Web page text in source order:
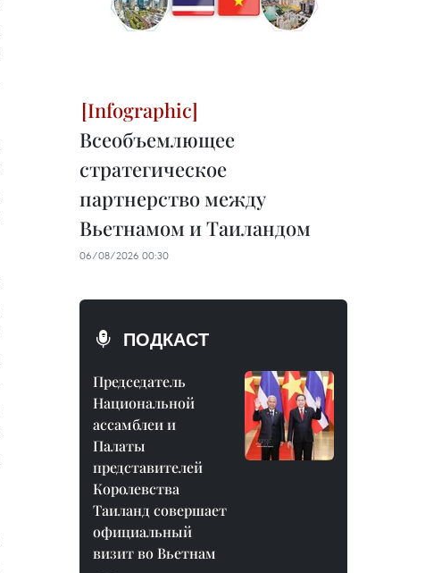
Всеобъемлющее
стратегическое
партнерство между
Вьетнамом и Таиландом
06/08/2026 00:30
ПОДКАСТ
Председатель
Национальной
ассамблеи и
Палаты
представителей
Королевства
Таиланд совершает
официальный
визит во Вьетнам